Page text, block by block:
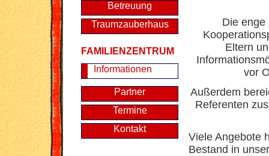
Betreuung
Traumzauberhaus
FAMILIENZENTRUM
Informationen
Partner
Termine
Kontakt
Die enge
Eltern
vor
Außerdem
Referenten
Viele Angebote
Bestand in